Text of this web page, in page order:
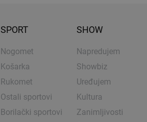
SPORT
Nogomet
Košarka
Rukomet
Ostali sportovi
Borilački sportovi
SHOW
Napredujem
Showbiz
Uređujem
Kultura
Zanimljivosti